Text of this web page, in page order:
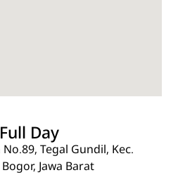
Day
Tegal Gundil, Kec.
Jawa Barat